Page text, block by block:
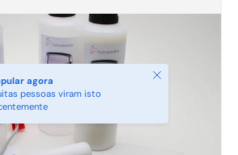
agora
pessoas viram isto
Fechar